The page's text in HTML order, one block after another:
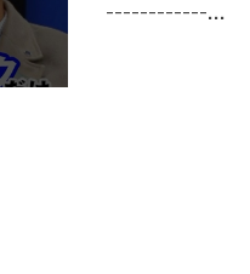
------------...